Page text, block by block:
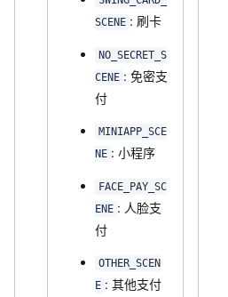
SCENE : 刷卡
NO_SECRET_S
CENE : 免密支
付
MINIAPP_SCE
NE : 小程序
FACE_PAY_SC
ENE : 人脸支
付
OTHER_SCEN
E : 其他支付